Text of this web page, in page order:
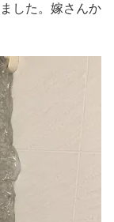
した。嫁さんか